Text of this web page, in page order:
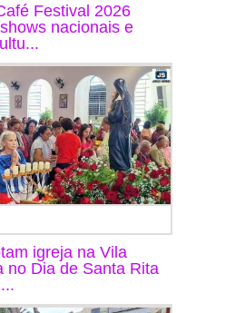
Festival 2026
nacionais e
igreja na Vila
no Dia de Santa Rita